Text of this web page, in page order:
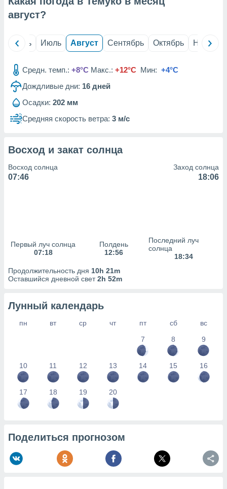
из
данных
наших 1199
август?
Июнь Июль Август Сентябрь Октябрь Ноябрь
Средн. темп.: +8°C Макс.: +12°C Мин: +4°C
Дождливые дни: 16 дней
Осадки: 202 мм
Средняя скорость ветра: 3 м/с
Восход и закат солнца
Восход солнца
07:46
Заход солнца
18:06
Первый луч солнца
07:18
Полдень
12:56
Последний луч
солнца
18:34
Продолжительность дня 10h 21m
Оставшийся дневной свет2h 52m
Лунный календарь
пн вт ср чт пт сб
вс
7
8 9
10 11 12 13 14 15 16
17 18 19 20
Поделиться прогнозом